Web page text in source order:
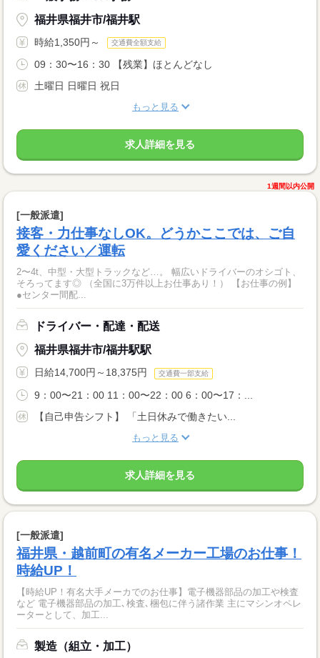
福井県福井市/福井駅
時給1,350円～ 交通費全額支給
09：30〜16：30 【残業】ほとんどなし
土曜日 日曜日 祝日
もっと見る
求人詳細を見る
1週間以内公開
[一般派遣]
接客・力仕事なしOK。どうかここでは、ご自
愛ください／運転
2〜4t、中型・大型トラックなど…。 幅広いドライバーのオシゴト、
そろってます◎ （全国に3万件以上お仕事あり！） 【お仕事の例】
●センター間配...
ドライバー・配達・配送
福井県福井市/福井駅駅
日給14,700円～18,375円 交通費一部支給
9：00〜21：00 11：00〜22：00 6：00〜17：...
【自己申告シフト】 「土日休みで働きたい...
もっと見る
求人詳細を見る
[一般派遣]
福井県・越前町の有名メーカー工場のお仕事！
時給UP！
【時給UP！有名大手メーカでのお仕事】電子機器部品の加工や検査
など 電子機器部品の加工､検査､梱包に伴う諸作業 主にマシンオペレ
ーターとして、加工...
製造（組立・加工）